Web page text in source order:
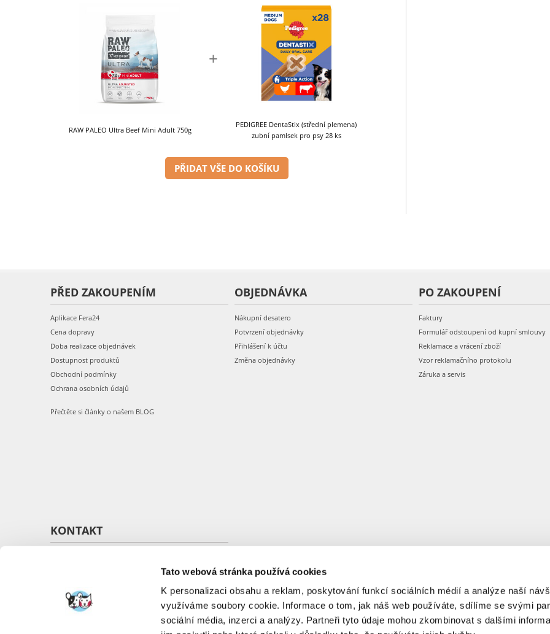
Tato webová stránka používá cookies
K personalizaci obsahu a reklam, poskytování funkcí sociálních médií a analýze naší
využíváme soubory cookie. Informace o tom, jak náš web používáte, sdílíme se svými
sociální média, inzerci a analýzy. Partneři tyto údaje mohou zkombinovat s dalšími
RAW PALEO Ultra Beef Mini Adult 750g
+
PEDIGREE DentaStix (střední plemena)
zubní pamlsek pro psy 28 ks
PŘIDAT VŠE DO KOŠÍKU
PŘED ZAKOUPENÍM
Aplikace Fera24
Cena dopravy
Doba realizace objednávek
Dostupnost produktů
Obchodní podmínky
Ochrana osobních údajů
Přečtěte si články o našem BLOG
OBJEDNÁVKA
Nákupní desatero
Potvrzení objednávky
Přihlášení k účtu
Změna objednávky
PO ZAKOUPENÍ
Faktury
Formulář odstoupení od kupní smlouvy
Reklamace a vrácení zboží
Vzor reklamačního protokolu
Záruka a servis
KONTAKT